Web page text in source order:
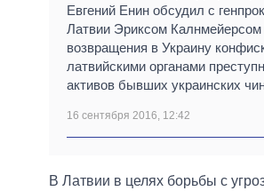
Евгений Енин обсудил с
Латвии Эриксом Калнмейерсом
возвращения в Украину
латвийскими органами
активов бывших украинских
16 сентября 2016, 12:42
В Латвии в целях борьбы с